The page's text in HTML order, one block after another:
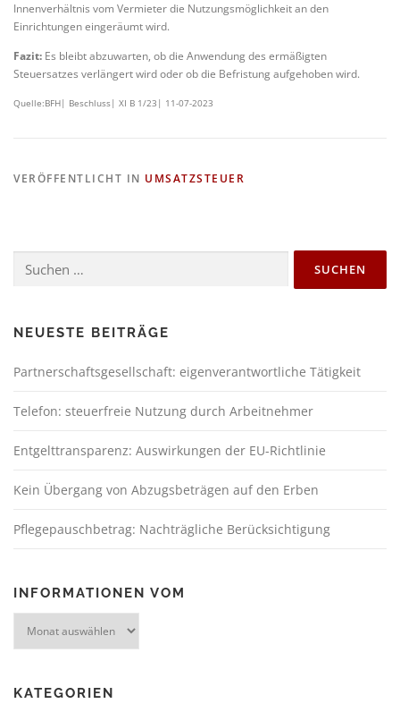
Innenverhältnis vom Vermieter die Nutzungsmöglichkeit an den
Einrichtungen eingeräumt wird.
Fazit: Es bleibt abzuwarten, ob die Anwendung des ermäßigten
Steuersatzes verlängert wird oder ob die Befristung aufgehoben wird.
Quelle:BFH| Beschluss| XI B 1/23| 11-07-2023
VERÖFFENTLICHT IN UMSATZSTEUER
NEUESTE BEITRÄGE
Partnerschaftsgesellschaft: eigenverantwortliche Tätigkeit
Telefon: steuerfreie Nutzung durch Arbeitnehmer
Entgelttransparenz: Auswirkungen der EU-Richtlinie
Kein Übergang von Abzugsbeträgen auf den Erben
Pflegepauschbetrag: Nachträgliche Berücksichtigung
INFORMATIONEN VOM
KATEGORIEN